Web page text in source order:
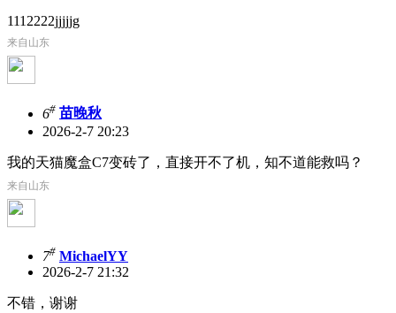
1112222jjjjjg
来自山东
6# 苗晚秋
2026-2-7 20:23
我的天猫魔盒C7变砖了，直接开不了机，知不道能救吗？
来自山东
7# MichaelYY
2026-2-7 21:32
不错，谢谢